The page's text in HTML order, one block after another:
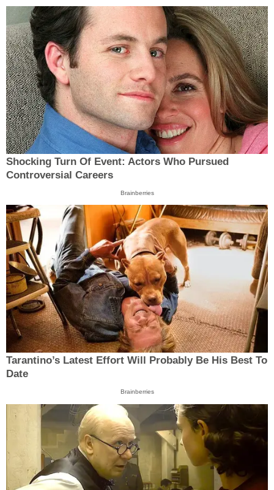
Shocking Turn Of Event: Actors Who Pursued
Controversial Careers
Brainberries
Tarantino’s Latest Effort Will Probably Be His Best To
Date
Brainberries